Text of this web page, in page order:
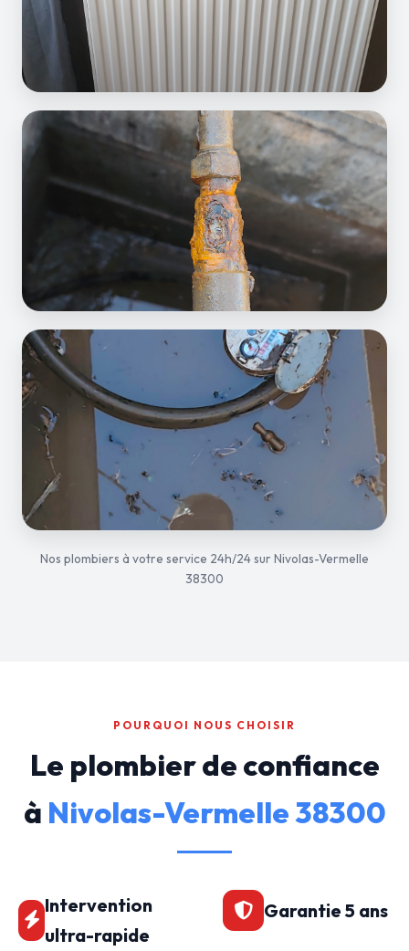
Nos plombiers à votre service 24h/24 sur Nivolas-Vermelle
38300
POURQUOI NOUS CHOISIR
Le plombier de confiance
à Nivolas-Vermelle 38300
Intervention
ultra-rapide
Garantie 5 ans